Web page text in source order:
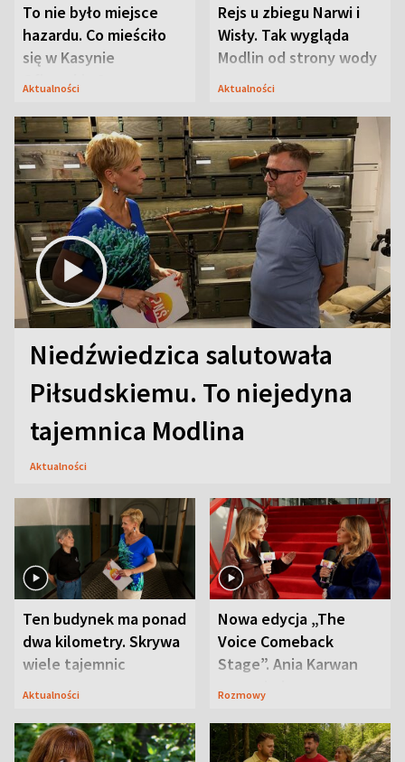
To nie było miejsce
hazardu. Co mieściło
się w Kasynie
Oficerskim?
Aktualności
Rejs u zbiegu Narwi i
Wisły. Tak wygląda
Modlin od strony wody
Aktualności
Niedźwiedzica salutowała
Piłsudskiemu. To niejedyna
tajemnica Modlina
Aktualności
Ten budynek ma ponad
dwa kilometry. Skrywa
wiele tajemnic
Aktualności
Nowa edycja „The
Voice Comeback
Stage”. Ania Karwan
zapowiada
Rozmowy